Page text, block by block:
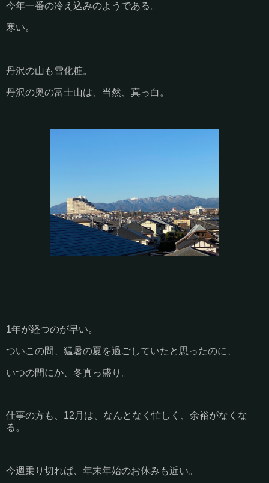
今年一番の冷え込みのようである。
寒い。
丹沢の山も雪化粧。
丹沢の奥の富士山は、当然、真っ白。
1年が経つのが早い。
ついこの間、猛暑の夏を過ごしていたと思ったのに、
いつの間にか、冬真っ盛り。
仕事の方も、12月は、なんとなく忙しく、余裕がなくな
る。
今週乗り切れば、年末年始のお休みも近い。